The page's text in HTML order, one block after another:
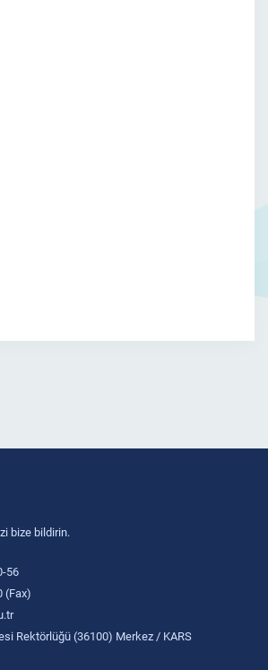
bize bildirin.
56
(Fax)
Rektörlüğü (36100) Merkez / KARS